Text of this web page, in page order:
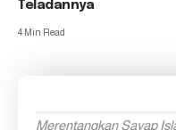
Teladannya
4 Min Read
Merentangkan Sayap